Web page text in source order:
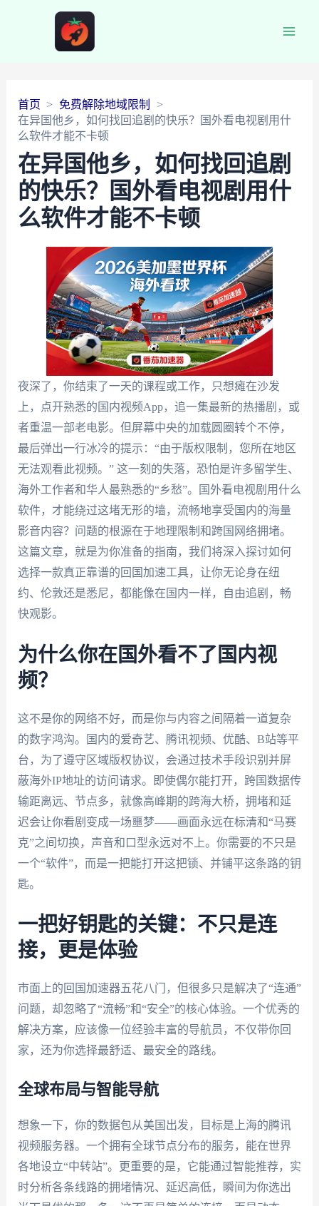
首页
免费解除地域限制
在异国他乡，如何找回追剧的快乐？国外看电视剧用什
么软件才能不卡顿
在异国他乡，如何找回追剧
的快乐？国外看电视剧用什
么软件才能不卡顿
夜深了，你结束了一天的课程或工作，只想瘫在沙发
上，点开熟悉的国内视频App，追一集最新的热播剧，或
者重温一部老电影。但屏幕中央的加载圆圈转个不停，
最后弹出一行冰冷的提示：“由于版权限制，您所在地区
无法观看此视频。” 这一刻的失落，恐怕是许多留学生、
海外工作者和华人最熟悉的“乡愁”。国外看电视剧用什么
软件，才能绕过这堵无形的墙，流畅地享受国内的海量
影音内容？问题的根源在于地理限制和跨国网络拥堵。
这篇文章，就是为你准备的指南，我们将深入探讨如何
选择一款真正靠谱的回国加速工具，让你无论身在纽
约、伦敦还是悉尼，都能像在国内一样，自由追剧，畅
快观影。
为什么你在国外看不了国内视
频？
这不是你的网络不好，而是你与内容之间隔着一道复杂
的数字鸿沟。国内的爱奇艺、腾讯视频、优酷、B站等平
台，为了遵守区域版权协议，会通过技术手段识别并屏
蔽海外IP地址的访问请求。即使偶尔能打开，跨国数据传
输距离远、节点多，就像高峰期的跨海大桥，拥堵和延
迟会让你看剧变成一场噩梦——画面永远在标清和“马赛
克”之间切换，声音和口型永远对不上。你需要的不只是
一个“软件”，而是一把能打开这把锁、并铺平这条路的钥
匙。
一把好钥匙的关键：不只是连
接，更是体验
市面上的回国加速器五花八门，但很多只是解决了“连通”
问题，却忽略了“流畅”和“安全”的核心体验。一个优秀的
解决方案，应该像一位经验丰富的导航员，不仅带你回
家，还为你选择最舒适、最安全的路线。
全球布局与智能导航
想象一下，你的数据包从美国出发，目标是上海的腾讯
视频服务器。一个拥有全球节点分布的服务，能在世界
各地设立“中转站”。更重要的是，它能通过智能推荐，实
时分析各条线路的拥堵情况、延迟高低，瞬间为你选出